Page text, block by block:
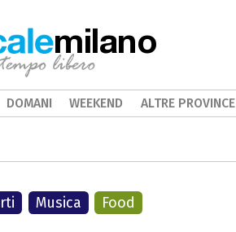
Musica Food
milano
DOMANI WEEKEND ALTRE PROVINCE